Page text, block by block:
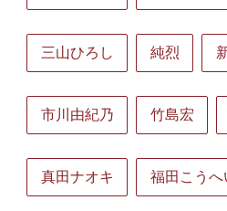
三山ひろし 純烈
市川由紀乃 竹島宏
真田ナオキ 福田こうへ